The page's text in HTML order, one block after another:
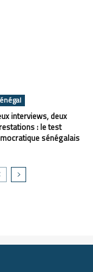
interviews, deux
: le test
sénégalais